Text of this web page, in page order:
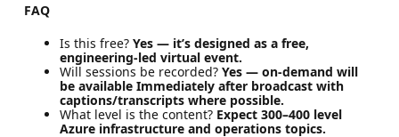
FAQ
Is this free? Yes — it’s designed as a free,
engineering-led virtual event.
Will sessions be recorded? Yes — on-demand will
be available Immediately after broadcast with
captions/transcripts where possible.
What level is the content? Expect 300–400 level
Azure infrastructure and operations topics.